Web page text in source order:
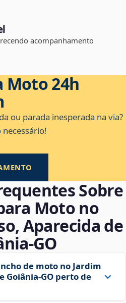
acompanhamento
Moto 24h
ou parada inesperada na via?
Sobre
Moto no
Aparecida de
de moto no Jardim
Goiânia‑GO perto de